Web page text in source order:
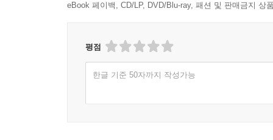
eBook 페이백, CD/LP, DVD/Blu-ray, 패션 및 판매금지 상
평점
한글 기준 50자까지 작성가능